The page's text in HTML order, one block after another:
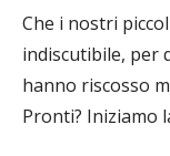
Che i nostri
indiscutibile, per
hanno riscosso
Pronti? Iniziamo